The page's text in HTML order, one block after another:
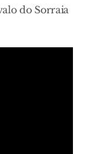
do Sorraia